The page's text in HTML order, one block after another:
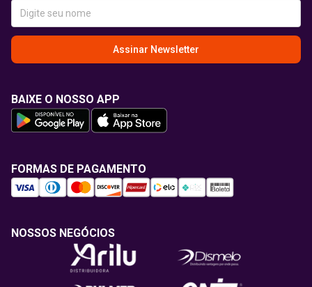
Assinar Newsletter
BAIXE O NOSSO APP
FORMAS DE PAGAMENTO
NOSSOS NEGÓCIOS